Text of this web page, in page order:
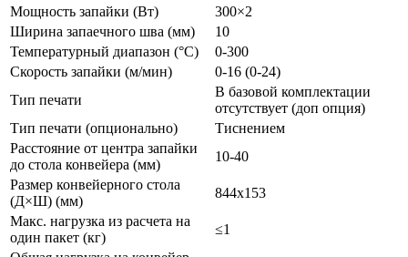
Мощность запайки (Вт)
300×2
Ширина запаечного шва (мм)
10
Температурный диапазон (°С)
0-300
Скорость запайки (м/мин)
0-16 (0-24)
Тип печати
В базовой комплектации
отсутствует (доп опция)
Тип печати (опционально)
Тиснением
Расстояние от центра запайки
до стола конвейера (мм)
10-40
Размер конвейерного стола
(Д×Ш) (мм)
844х153
Макс. нагрузка из расчета на
один пакет (кг)
≤1